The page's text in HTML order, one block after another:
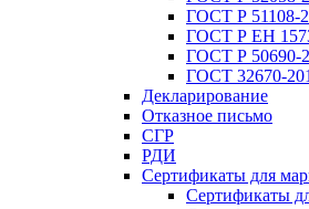
ГОСТ Р 51108-
ГОСТ Р ЕН
ГОСТ Р 50690-
ГОСТ 32670-
Декларирование
Отказное письмо
СГР
РДИ
Сертификаты для
Сертификаты